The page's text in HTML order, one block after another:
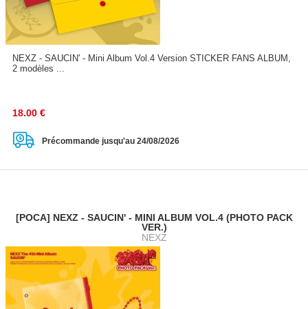
NEXZ - SAUCIN' - Mini Album Vol.4 Version STICKER FANS ALBUM,
2 modèles ...
18.00 €
Précommande jusqu'au 24/08/2026
[POCA] NEXZ - SAUCIN' - MINI ALBUM VOL.4 (PHOTO PACK
VER.)
NEXZ